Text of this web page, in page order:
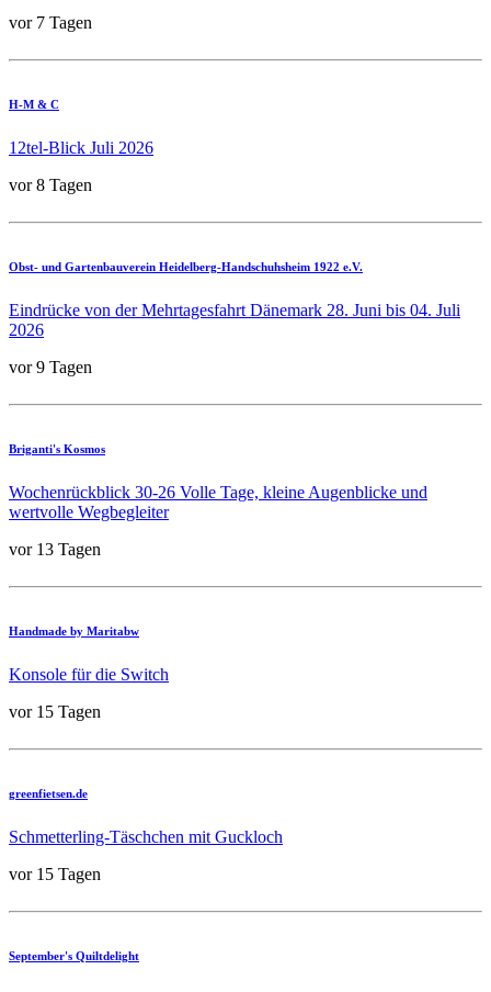
vor 7 Tagen
H-M & C
12tel-Blick Juli 2026
vor 8 Tagen
Obst- und Gartenbauverein Heidelberg-Handschuhsheim 1922 e.V.
Eindrücke von der Mehrtagesfahrt Dänemark 28. Juni bis 04. Juli
2026
vor 9 Tagen
Briganti's Kosmos
Wochenrückblick 30-26 Volle Tage, kleine Augenblicke und
wertvolle Wegbegleiter
vor 13 Tagen
Handmade by Maritabw
Konsole für die Switch
vor 15 Tagen
greenfietsen.de
Schmetterling-Täschchen mit Guckloch
vor 15 Tagen
September's Quiltdelight